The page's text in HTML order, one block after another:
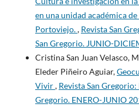
en una unidad académica
Portoviejo., Revista San
San Gregorio. JUNIO-
Cristina San Juan Velasco,
Eleder Piñeiro Aguiar,
Vivir, Revista San
Gregorio. ENERO-JUNIO